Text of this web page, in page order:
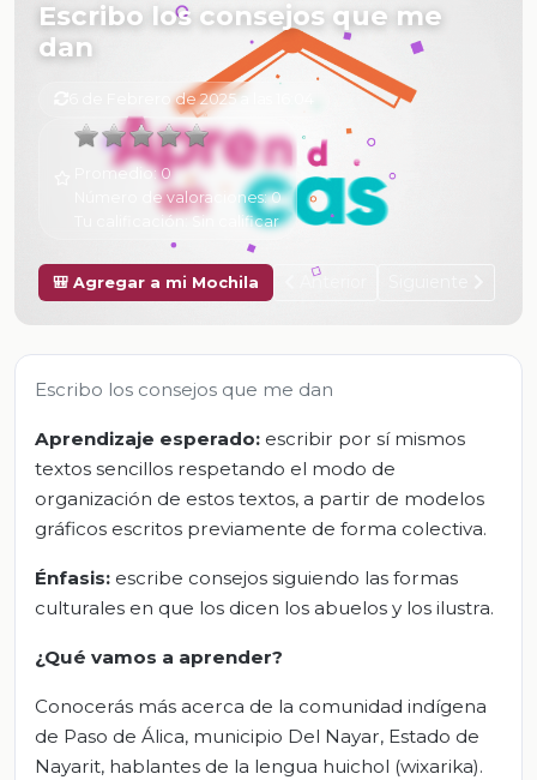
Escribo los consejos que me
dan
6 de Febrero de 2025 a las 16:04
Promedio:0
Número de valoraciones:0
Tu calificación: Sin calificar
🎒 Agregar a mi Mochila Anterior
Escribo los consejos que me dan
Aprendizaje esperado: escribir por sí mismos
textos sencillos respetando el modo de
organización de estos textos, a partir de modelos
gráficos escritos previamente de forma colectiva.
Énfasis: escribe consejos siguiendo las formas
culturales en que los dicen los abuelos y los ilustra.
¿Qué vamos a aprender?
Conocerás más acerca de la comunidad indígena
de Paso de Álica, municipio Del Nayar, Estado de
Nayarit, hablantes de la lengua huichol (wixarika).